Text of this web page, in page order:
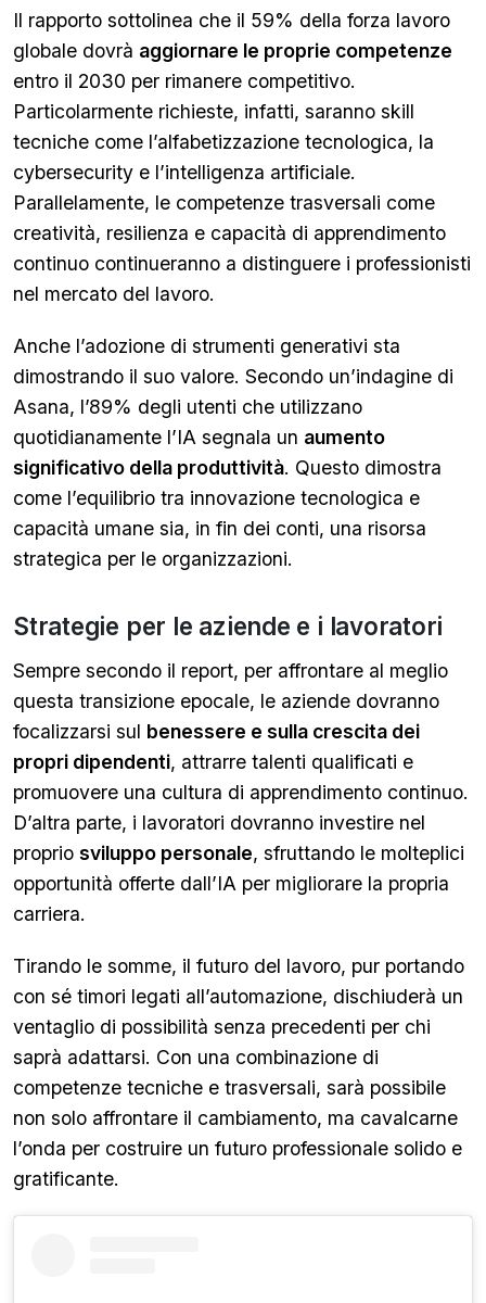
Il rapporto sottolinea che il 59% della forza lavoro
globale dovrà aggiornare le proprie competenze
entro il 2030 per rimanere competitivo.
Particolarmente richieste, infatti, saranno skill
tecniche come l’alfabetizzazione tecnologica, la
cybersecurity e l’intelligenza artificiale.
Parallelamente, le competenze trasversali come
creatività, resilienza e capacità di apprendimento
continuo continueranno a distinguere i professionisti
nel mercato del lavoro.
Anche l’adozione di strumenti generativi sta
dimostrando il suo valore. Secondo un’indagine di
Asana, l’89% degli utenti che utilizzano
quotidianamente l’IA segnala un aumento
significativo della produttività. Questo dimostra
come l’equilibrio tra innovazione tecnologica e
capacità umane sia, in fin dei conti, una risorsa
strategica per le organizzazioni.
Strategie per le aziende e i lavoratori
Sempre secondo il report, per affrontare al meglio
questa transizione epocale, le aziende dovranno
focalizzarsi sul benessere e sulla crescita dei
propri dipendenti, attrarre talenti qualificati e
promuovere una cultura di apprendimento continuo.
D’altra parte, i lavoratori dovranno investire nel
proprio sviluppo personale, sfruttando le molteplici
opportunità offerte dall’IA per migliorare la propria
carriera.
Tirando le somme, il futuro del lavoro, pur portando
con sé timori legati all’automazione, dischiuderà un
ventaglio di possibilità senza precedenti per chi
saprà adattarsi. Con una combinazione di
competenze tecniche e trasversali, sarà possibile
non solo affrontare il cambiamento, ma cavalcarne
l’onda per costruire un futuro professionale solido e
gratificante.